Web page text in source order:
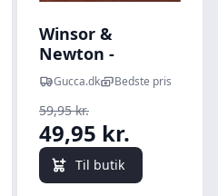
Winsor &
Newton -
Oliemaling -
Artists -
Venetian Red 37
Ml
Gucca.dk Bedste pris
59,95 kr.
49,95 kr.
Til butik